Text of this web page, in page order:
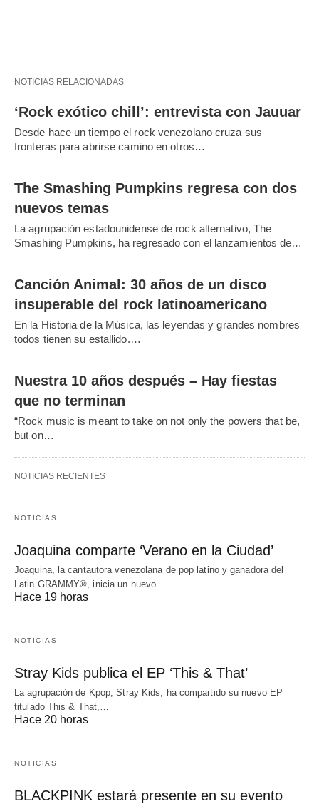
NOTICIAS RELACIONADAS
‘Rock exótico chill’: entrevista con Jauuar
Desde hace un tiempo el rock venezolano cruza sus
fronteras para abrirse camino en otros…
The Smashing Pumpkins regresa con dos
nuevos temas
La agrupación estadounidense de rock alternativo, The
Smashing Pumpkins, ha regresado con el lanzamientos de…
Canción Animal: 30 años de un disco
insuperable del rock latinoamericano
En la Historia de la Música, las leyendas y grandes nombres
todos tienen su estallido.…
Nuestra 10 años después – Hay fiestas
que no terminan
“Rock music is meant to take on not only the powers that be,
but on…
NOTICIAS RECIENTES
NOTICIAS
Joaquina comparte ‘Verano en la Ciudad’
Joaquina, la cantautora venezolana de pop latino y ganadora del
Latin GRAMMY®, inicia un nuevo…
Hace 19 horas
NOTICIAS
Stray Kids publica el EP ‘This & That’
La agrupación de Kpop, Stray Kids, ha compartido su nuevo EP
titulado This & That,…
Hace 20 horas
NOTICIAS
BLACKPINK estará presente en su evento